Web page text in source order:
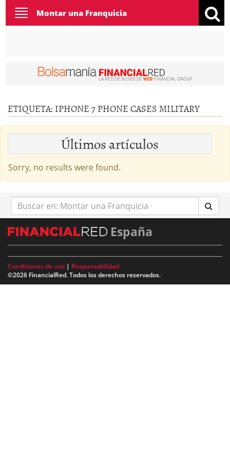
Toggle
navigation
Montar una Franquicia
ETIQUETA: IPHONE 7 PHONE CASES MILITARY
Últimos artículos
Sorry, no results were found.
Buscar
en:
España
Condiciones de uso | Responsabilidad
©2026 FinancialRed. Todos los derechos reservados.